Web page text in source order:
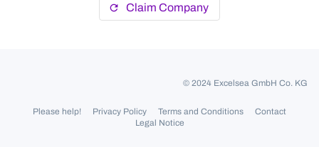
refresh Claim Company
© 2024 Excelsea GmbH Co. KG
Please help! Privacy Policy Terms and Conditions
Contact
Legal Notice